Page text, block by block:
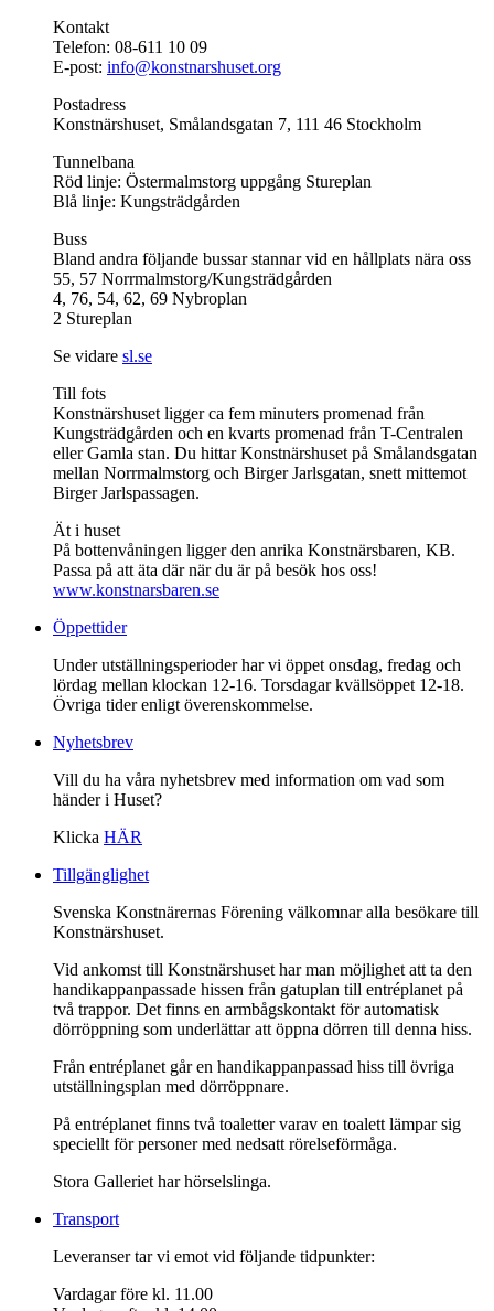
Kontakt
Telefon: 08-611 10 09
E-post: info@konstnarshuset.org
Postadress
Konstnärshuset, Smålandsgatan 7, 111 46 Stockholm
Tunnelbana
Röd linje: Östermalmstorg uppgång Stureplan
Blå linje: Kungsträdgården
Buss
Bland andra följande bussar stannar vid en hållplats nära oss
55, 57 Norrmalmstorg/Kungsträdgården
4, 76, 54, 62, 69 Nybroplan
2 Stureplan
Se vidare sl.se
Till fots
Konstnärshuset ligger ca fem minuters promenad från
Kungsträdgården och en kvarts promenad från T-Centralen
eller Gamla stan. Du hittar Konstnärshuset på Smålandsgatan
mellan Norrmalmstorg och Birger Jarlsgatan, snett mittemot
Birger Jarlspassagen.
Ät i huset
På bottenvåningen ligger den anrika Konstnärsbaren, KB.
Passa på att äta där när du är på besök hos oss!
www.konstnarsbaren.se
Öppettider
Under utställningsperioder har vi öppet onsdag, fredag och
lördag mellan klockan 12-16. Torsdagar kvällsöppet 12-18.
Övriga tider enligt överenskommelse.
Nyhetsbrev
Vill du ha våra nyhetsbrev med information om vad som
händer i Huset?
Klicka HÄR
Tillgänglighet
Svenska Konstnärernas Förening välkomnar alla besökare till
Konstnärshuset.
Vid ankomst till Konstnärshuset har man möjlighet att ta den
handikappanpassade hissen från gatuplan till entréplanet på
två trappor. Det finns en armbågskontakt för automatisk
dörröppning som underlättar att öppna dörren till denna hiss.
Från entréplanet går en handikappanpassad hiss till övriga
utställningsplan med dörröppnare.
På entréplanet finns två toaletter varav en toalett lämpar sig
speciellt för personer med nedsatt rörelseförmåga.
Stora Galleriet har hörselslinga.
Transport
Leveranser tar vi emot vid följande tidpunkter:
Vardagar före kl. 11.00